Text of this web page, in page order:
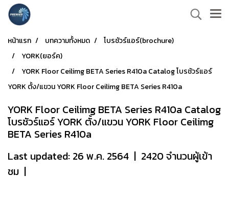
หน้าแรก บทความทั้งหมด
โบรชัวร์แอร์(brochure)
YORK(ยอร์ค)
YORK Floor Ceilimg BETA Series R410a Catalog โบรชัวร์แอร์
YORK ตั้ง/แขวน YORK Floor Ceilimg BETA Series R410a
YORK Floor Ceilimg BETA Series R410a Catalog
โบรชัวร์แอร์ YORK ตั้ง/แขวน YORK Floor Ceilimg
BETA Series R410a
Last updated: 26 พ.ค. 2564 | 2420 จำนวนผู้เข้า
ชม |